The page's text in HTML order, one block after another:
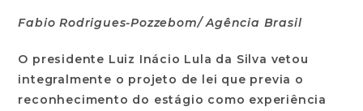
Fabio Rodrigues-Pozzebom/ Agência Brasil
O presidente Luiz Inácio Lula da Silva vetou
integralmente o projeto de lei que previa o
reconhecimento do estágio como experiência